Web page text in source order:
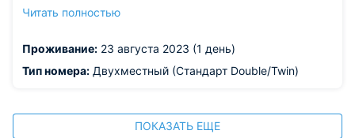
запросу бесплатно. Наш номер был на 12 этаже с
Рядом ходят электропоезда, но их только чуть-чуть
слышно. Кондиционирование в номерах центральное и
выбором, так что очень советую. нам понравился.
Лифты небольшие, но их 4 штуки. Большое уютное лобби
Читать полностью
Проживание: 23 августа 2023 (1 день)
Тип номера: Двухместный (Стандарт Double/Twin)
ПОКАЗАТЬ ЕЩЕ